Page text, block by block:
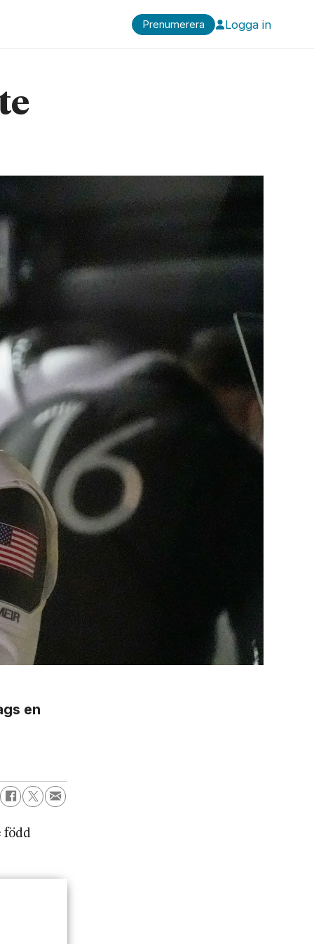
Prenumerera Logga in
en
född